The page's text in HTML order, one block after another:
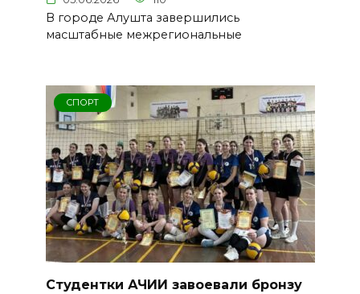
В городе Алушта завершились
масштабные межрегиональные
СПОРТ
Студентки АЧИИ завоевали бронзу